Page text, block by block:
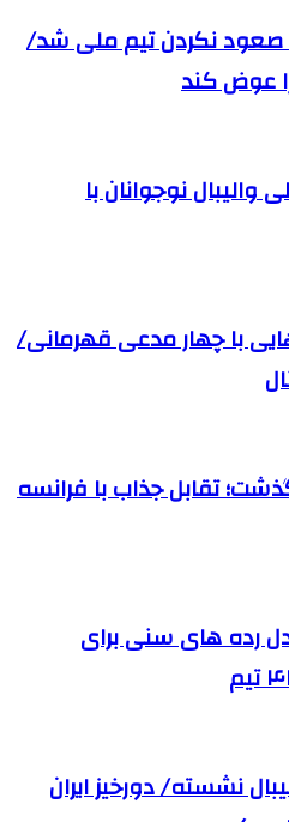
صعود نکردن تیم ملی شد/
عوض کند
والیبال نوجوانان با
با چهار مدعی قهرمانی/
تقابل جذاب با فرانسه
رده های سنی برای
نشسته/ دورخیز ایران